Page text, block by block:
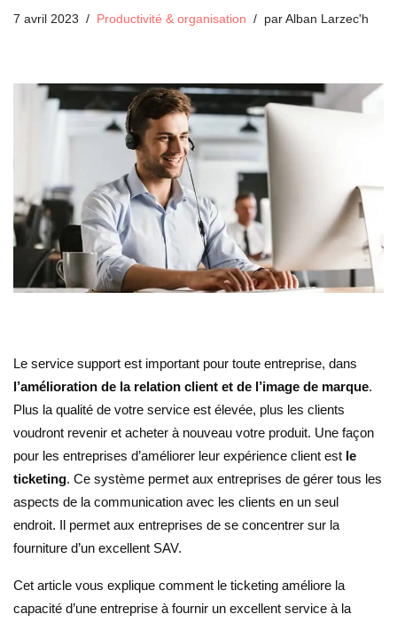
7 avril 2023 Productivité & organisation par Alban Larzec'h
Le service support est important pour toute entreprise, dans
l’amélioration de la relation client et de l’image de marque.
Plus la qualité de votre service est élevée, plus les clients
voudront revenir et acheter à nouveau votre produit. Une façon
pour les entreprises d’améliorer leur expérience client est le
ticketing. Ce système permet aux entreprises de gérer tous les
aspects de la communication avec les clients en un seul
endroit. Il permet aux entreprises de se concentrer sur la
fourniture d’un excellent SAV.
Cet article vous explique comment le ticketing améliore la
capacité d’une entreprise à fournir un excellent service à la